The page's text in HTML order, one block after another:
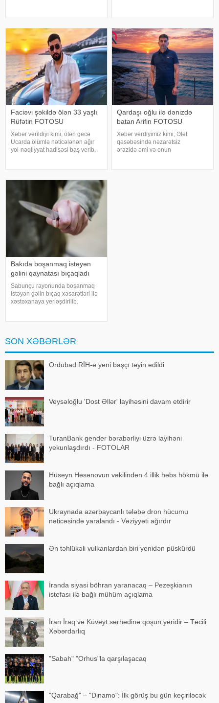
yeraltı təkanın maqnitudas
Faciəvi şəkildə ölən 33 yaşlı
Rüfətin FOTOSU
Xəbər verildiyi kimi, ötən gecə
Ucarda ölümlə nəticələnən ağır
yol-nəqliyyat hadisəsi baş verib.
qeydə alınıb. Belə ki, hərəkətdə
Qardaşı oğlu ilə dənizdə
batan Arifin FOTOSU
Xəbər verdiyimiz kimi, Ələt
qəsəbəsində nəzarətsiz
ərazidə əmi və onun
Bakıda boşanmaq istəyən
gəlini qaynatası bıçaqladı
Sabunçu rayonunda boşanmaq
istəyən gəlin bıçaq xəsarətləri ilə
xəstəxanaya yerləşdirilib.
SON XƏBƏRLƏR
Ordubad RİH-ə yeni başçı təyin edildi
Veysəloğlu 'Dost Əllər' layihəsini davam etdirir
TuranBank gender bərabərliyi üzrə layihəni
yekunlaşdırdı - FOTOLAR
Hüseyn Həsənovun vəkilindən 4 illik həbs hökmü ilə
bağlı açıqlama
Ukraynada azərbaycanlı tələbə dron hücumu
nəticəsində yaralandı - Vəziyyəti ağırdır
Ən təhlükəli vulkanlardan biri yenidən püskürdü
İranda siyasi böhran yaranacaq – Pezeşkianın
istefası ilə bağlı mühüm açıqlama
İran İraq və Küveyt sərhədinə qoşun yeridir – Təcili
Xəbərdarlıq
"Sabah" "Orhus"la qarşılaşacaq
"Qarabağ" – "Dinamo": İlk görüş bu gün keçiriləcək